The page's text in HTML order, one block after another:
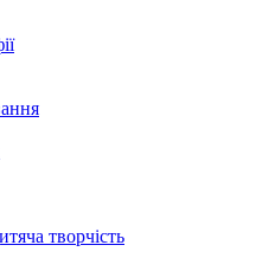
творчість